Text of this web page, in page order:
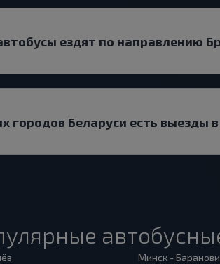
ездят по направлению
городов Беларуси есть выезды
Минск -